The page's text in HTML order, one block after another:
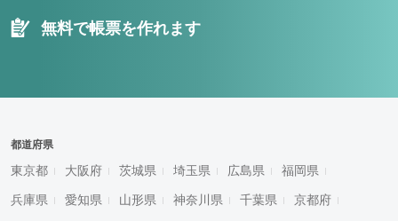
無料で帳票を作れます
都道府県
東京都 大阪府 茨城県 埼玉県 広島県 福岡県
兵庫県 愛知県 山形県 神奈川県 千葉県 京都府